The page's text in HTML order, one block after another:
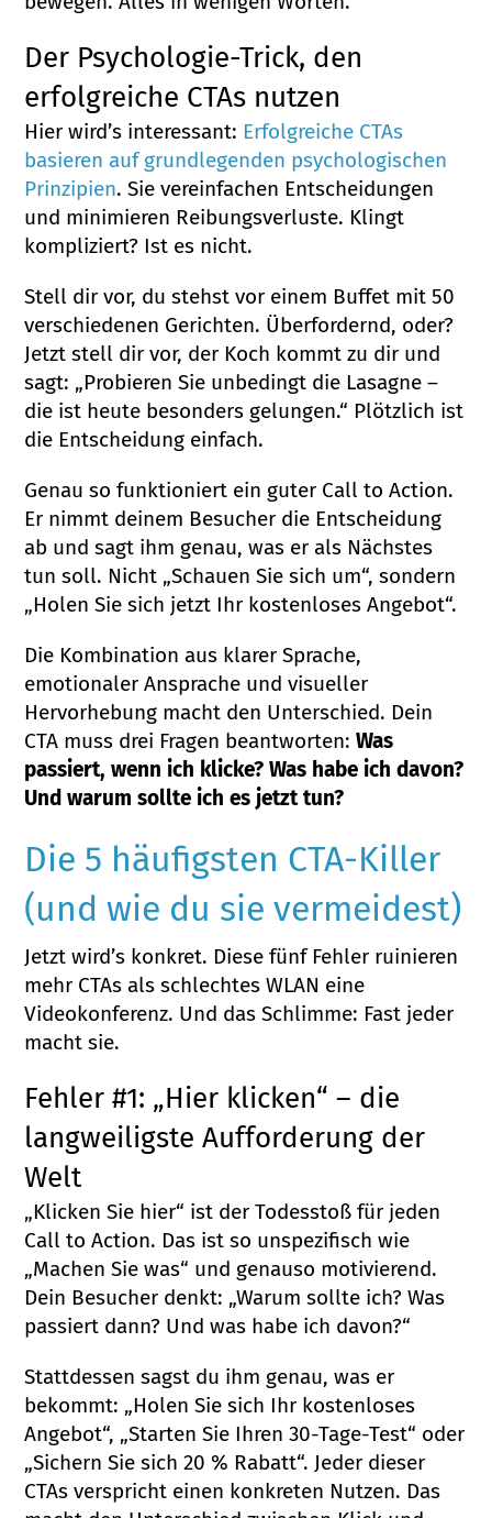
Der Psychologie-Trick, den
erfolgreiche CTAs nutzen
Hier wird’s interessant: Erfolgreiche CTAs
basieren auf grundlegenden psychologischen
Prinzipien. Sie vereinfachen Entscheidungen
und minimieren Reibungsverluste. Klingt
kompliziert? Ist es nicht.
Stell dir vor, du stehst vor einem Buffet mit 50
verschiedenen Gerichten. Überfordernd, oder?
Jetzt stell dir vor, der Koch kommt zu dir und
sagt: „Probieren Sie unbedingt die Lasagne –
die ist heute besonders gelungen.“ Plötzlich ist
die Entscheidung einfach.
Genau so funktioniert ein guter Call to Action.
Er nimmt deinem Besucher die Entscheidung
ab und sagt ihm genau, was er als Nächstes
tun soll. Nicht „Schauen Sie sich um“, sondern
„Holen Sie sich jetzt Ihr kostenloses Angebot“.
Die Kombination aus klarer Sprache,
emotionaler Ansprache und visueller
Hervorhebung macht den Unterschied. Dein
CTA muss drei Fragen beantworten:Was
passiert, wenn ich klicke? Was habe ich davon?
Und warum sollte ich es jetzt tun?
Die 5 häufigsten CTA-Killer
(und wie du sie vermeidest)
Jetzt wird’s konkret. Diese fünf Fehler ruinieren
mehr CTAs als schlechtes WLAN eine
Videokonferenz. Und das Schlimme: Fast jeder
macht sie.
Fehler #1: „Hier klicken“ – die
langweiligste Aufforderung der
Welt
„Klicken Sie hier“ ist der Todesstoß für jeden
Call to Action. Das ist so unspezifisch wie
„Machen Sie was“ und genauso motivierend.
Dein Besucher denkt: „Warum sollte ich? Was
passiert dann? Und was habe ich davon?“
Stattdessen sagst du ihm genau, was er
bekommt: „Holen Sie sich Ihr kostenloses
Angebot“, „Starten Sie Ihren 30-Tage-Test“ oder
„Sichern Sie sich 20 % Rabatt“. Jeder dieser
CTAs verspricht einen konkreten Nutzen. Das